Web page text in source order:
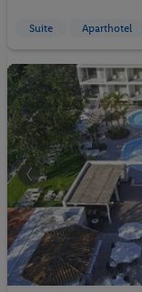
Suite Aparthotel